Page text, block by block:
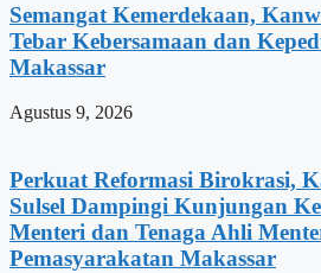
Semangat Kemerdekaan,
Tebar Kebersamaan dan
Makassar
Agustus 9, 2026
Perkuat Reformasi Birokrasi,
Sulsel Dampingi Kunjungan
Menteri dan Tenaga Ahli
Pemasyarakatan Makassar